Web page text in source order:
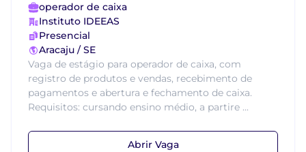
operador de caixa
Instituto IDEEAS
Presencial
Aracaju / SE
Vaga de estágio para operador de caixa, com
registro de produtos e vendas, recebimento de
pagamentos e abertura e fechamento de caixa.
Requisitos: cursando ensino médio, a partire ...
Abrir Vaga